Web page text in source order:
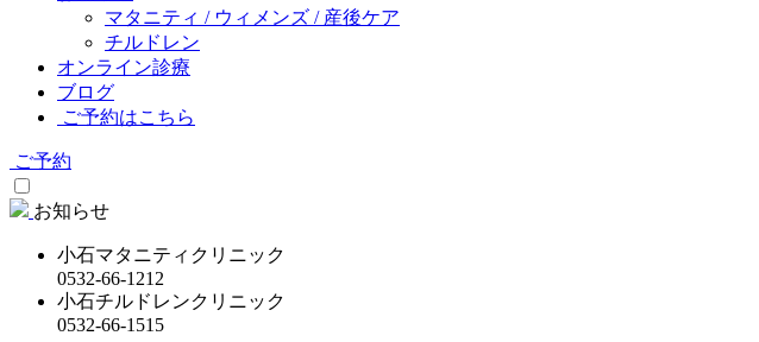
マタニティ / ウィメンズ / 産後ケア
チルドレン
オンライン診療
ブログ
ご予約はこちら
ご予約
お知らせ
小石マタニティクリニック
0532-66-1212
小石チルドレンクリニック
0532-66-1515